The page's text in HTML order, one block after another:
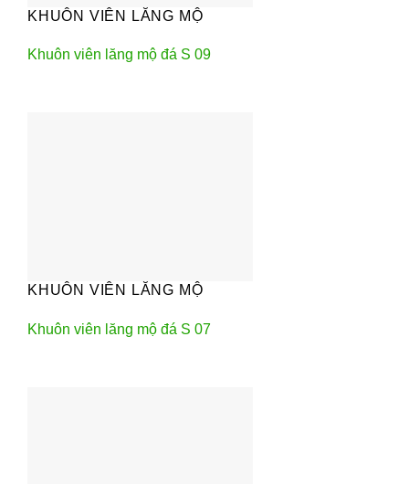
KHUÔN VIÊN LĂNG MỘ
Khuôn viên lăng mộ đá S 09
KHUÔN VIÊN LĂNG MỘ
Khuôn viên lăng mộ đá S 07